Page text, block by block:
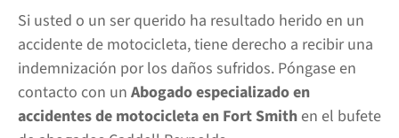
Si usted o un ser querido ha resultado herido en un
accidente de motocicleta, tiene derecho a recibir una
indemnización por los daños sufridos. Póngase en
contacto con un Abogado especializado en
accidentes de motocicleta en Fort Smithen el bufete